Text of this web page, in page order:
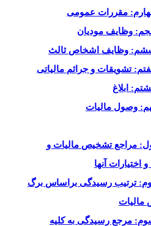
مقررات عمومی
وظایف مودیان
وظایف اشخاص ثالث
تشویقات و جرائم مالیاتی
ابلاغ
وصول مالیات
مراجع تشخیص مالیات و
اختیارات آنها
ترتیب رسیدگی براساس برگ
مرجع رسیدگی به کلیه